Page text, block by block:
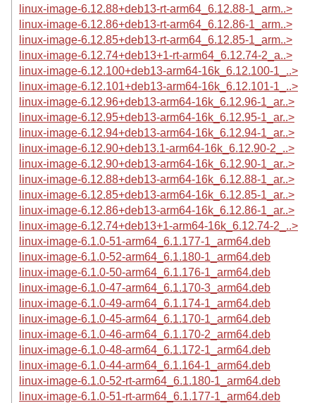
linux-image-6.12.88+deb13-rt-arm64_6.12.88-1_arm..>
linux-image-6.12.86+deb13-rt-arm64_6.12.86-1_arm..>
linux-image-6.12.85+deb13-rt-arm64_6.12.85-1_arm..>
linux-image-6.12.74+deb13+1-rt-arm64_6.12.74-2_a..>
linux-image-6.12.100+deb13-arm64-16k_6.12.100-1_..>
linux-image-6.12.101+deb13-arm64-16k_6.12.101-1_..>
linux-image-6.12.96+deb13-arm64-16k_6.12.96-1_ar..>
linux-image-6.12.95+deb13-arm64-16k_6.12.95-1_ar..>
linux-image-6.12.94+deb13-arm64-16k_6.12.94-1_ar..>
linux-image-6.12.90+deb13.1-arm64-16k_6.12.90-2_..>
linux-image-6.12.90+deb13-arm64-16k_6.12.90-1_ar..>
linux-image-6.12.88+deb13-arm64-16k_6.12.88-1_ar..>
linux-image-6.12.85+deb13-arm64-16k_6.12.85-1_ar..>
linux-image-6.12.86+deb13-arm64-16k_6.12.86-1_ar..>
linux-image-6.12.74+deb13+1-arm64-16k_6.12.74-2_..>
linux-image-6.1.0-51-arm64_6.1.177-1_arm64.deb
linux-image-6.1.0-52-arm64_6.1.180-1_arm64.deb
linux-image-6.1.0-50-arm64_6.1.176-1_arm64.deb
linux-image-6.1.0-47-arm64_6.1.170-3_arm64.deb
linux-image-6.1.0-49-arm64_6.1.174-1_arm64.deb
linux-image-6.1.0-45-arm64_6.1.170-1_arm64.deb
linux-image-6.1.0-46-arm64_6.1.170-2_arm64.deb
linux-image-6.1.0-48-arm64_6.1.172-1_arm64.deb
linux-image-6.1.0-44-arm64_6.1.164-1_arm64.deb
linux-image-6.1.0-52-rt-arm64_6.1.180-1_arm64.deb
linux-image-6.1.0-51-rt-arm64_6.1.177-1_arm64.deb